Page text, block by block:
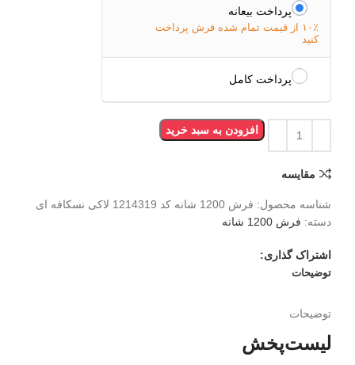
پرداخت بیعانه
۱۰٪ از قیمت تمام شده فرش پرداخت
کنید
پرداخت کامل
افزودن به سبد خرید
مقایسه
شناسه محصول: فرش 1200 شانه کد 1214319 لاکی نسکافه ای
دسته: فرش 1200 شانه
اشتراک گذاری:
توضیحات
توضیحات
لیست‌پخش